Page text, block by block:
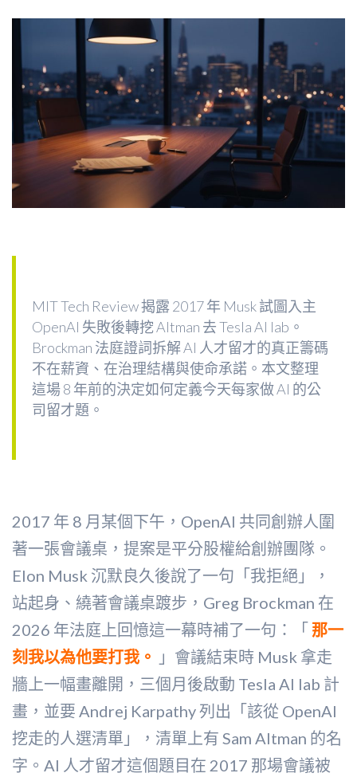
MIT Tech Review 揭露 2017 年 Musk 試圖入主
OpenAI 失敗後轉挖 Altman 去 Tesla AI lab。
Brockman 法庭證詞拆解 AI 人才留才的真正籌碼
不在薪資、在治理結構與使命承諾。本文整理
這場 8 年前的決定如何定義今天每家做 AI 的公
司留才題。
2017 年 8 月某個下午，OpenAI 共同創辦人圍
著一張會議桌，提案是平分股權給創辦團隊。
Elon Musk 沉默良久後說了一句「我拒絕」，
站起身、繞著會議桌踱步，Greg Brockman 在
2026 年法庭上回憶這一幕時補了一句：「 那一
刻我以為他要打我。
」會議結束時 Musk 拿走
牆上一幅畫離開，三個月後啟動 Tesla AI lab 計
畫，並要 Andrej Karpathy 列出「該從 OpenAI
挖走的人選清單」，清單上有 Sam Altman 的名
字。AI 人才留才這個題目在 2017 那場會議被